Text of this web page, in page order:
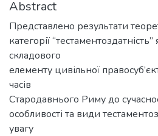
Abstract
Представлено результати
категорії
складового
елементу цивільної
часів
Стародавнього Риму до
особливості та види
увагу